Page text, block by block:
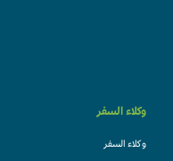
وكلاء السفر
وكلاء السفر